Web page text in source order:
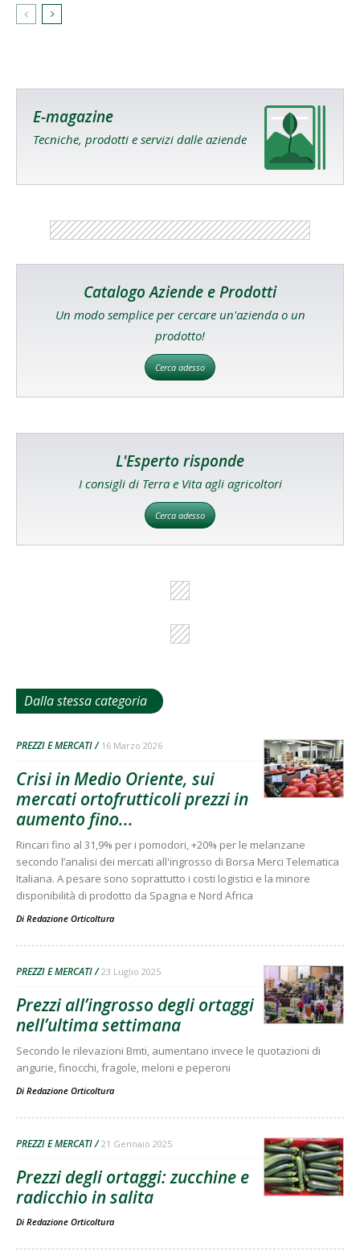
E-magazine
Tecniche, prodotti e servizi dalle aziende
Catalogo Aziende e Prodotti
Un modo semplice per cercare un'azienda o un
prodotto!
Cerca adesso
L'Esperto risponde
I consigli di Terra e Vita agli agricoltori
Cerca adesso
Dalla stessa categoria
PREZZI E MERCATI 16 Marzo 2026
Crisi in Medio Oriente, sui
mercati ortofrutticoli prezzi in
aumento fino...
Rincari fino al 31,9% per i pomodori, +20% per le melanzane
secondo l’analisi dei mercati all'ingrosso di Borsa Merci Telematica
Italiana. A pesare sono soprattutto i costi logistici e la minore
disponibilità di prodotto da Spagna e Nord Africa
Di Redazione Orticoltura
PREZZI E MERCATI 23 Luglio 2025
Prezzi all’ingrosso degli ortaggi
nell’ultima settimana
Secondo le rilevazioni Bmti, aumentano invece le quotazioni di
angurie, finocchi, fragole, meloni e peperoni
Di Redazione Orticoltura
PREZZI E MERCATI 21 Gennaio 2025
Prezzi degli ortaggi: zucchine e
radicchio in salita
Di Redazione Orticoltura